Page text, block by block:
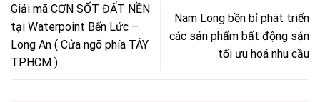
Giải mã CƠN SỐT ĐẤT NỀN
tại Waterpoint Bến Lức –
Long An ( Cửa ngõ phía TÂY
TP.HCM )
Nam Long bền bỉ phát triển
các sản phẩm bất động sản
tối ưu hoá nhu cầu